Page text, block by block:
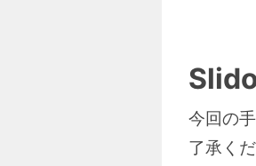
今回の
了承く